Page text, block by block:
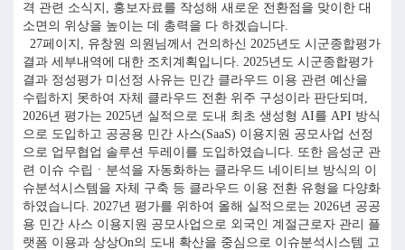
격 관련 소식지, 홍보자료를 작성해 새로운 전환점을 맞이한 대
소면의 위상을 높이는 데 총력을 다 하겠습니다.
27페이지, 유창원 의원님께서 건의하신 2025년도 시군종합평가
결과 세부내역에 대한 조치계획입니다. 2025년도 시군종합평가
결과 정성평가 미선정 사유는 민간 클라우드 이용 관련 예산을
수립하지 못하여 자체 클라우드 전환 위주 구성이라 판단되며,
2026년 평가는 2025년 실적으로 도내 최초 생성형 AI를 API 방식
으로 도입하고 공공용 민간 사스(SaaS) 이용지원 공모사업 선정
으로 업무협업 솔루션 두레이를 도입하였습니다. 또한 음성군 관
련 이슈 수립ㆍ분석을 자동화하는 클라우드 네이티브 방식의 이
슈분석시스템을 자체 구축 등 클라우드 이용 전환 유형을 다양화
하였습니다. 2027년 평가를 위하여 올해 실적으로는 2026년 공공
용 민간 사스 이용지원 공모사업으로 외국인 계절근로자 관리 플
랫폼 이용과 상상On의 도내 확산을 중심으로 이슈분석시스템 고